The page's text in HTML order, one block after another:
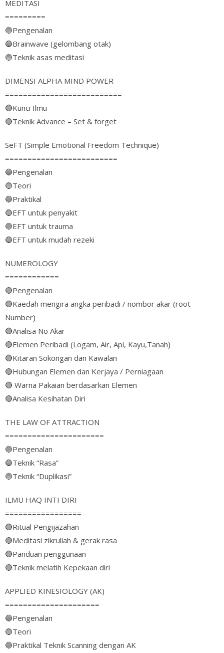
MEDITASI
=========
🔵Pengenalan
🔵Brainwave (gelombang otak)
🔵Teknik asas meditasi
DIMENSI ALPHA MIND POWER
==========================
🔴Kunci Ilmu
🔴Teknik Advance – Set & forget
SeFT (Simple Emotional Freedom Technique)
=========================
🔵Pengenalan
🔵Teori
🔵Praktikal
🔵EFT untuk penyakit
🔵EFT untuk trauma
🔵EFT untuk mudah rezeki
NUMEROLOGY
============
🔴Pengenalan
🔴Kaedah mengira angka peribadi / nombor akar (root
Number)
🔴Analisa No Akar
🔴Elemen Peribadi (Logam, Air, Api, Kayu,Tanah)
🔴Kitaran Sokongan dan Kawalan
🔴Hubungan Elemen dan Kerjaya / Perniagaan
🔴 Warna Pakaian berdasarkan Elemen
🔴Analisa Kesihatan Diri
THE LAW OF ATTRACTION
======================
🔵Pengenalan
🔵Teknik “Rasa”
🔵Teknik “Duplikasi”
ILMU HAQ INTI DIRI
=================
🔴Ritual Pengijazahan
🔴Meditasi zikrullah & gerak rasa
🔴Panduan penggunaan
🔴Teknik melatih Kepekaan diri
APPLIED KINESIOLOGY (AK)
=====================
🔵Pengenalan
🔵Teori
🔵Praktikal Teknik Scanning dengan AK